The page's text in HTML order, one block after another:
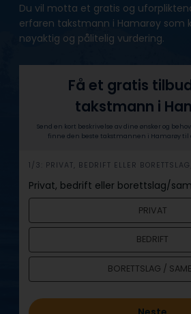
Du vil motta et gratis og
erfaren takstmann i Hamarøy som
nøyaktig og pålitelig vurdering.
Få et gratis
takstmann i
Send en kort beskrivelse av dine ønsker og
finne den beste takstmannen i Hamarøy til
h
e
r
1/3: PRIVAT, BEDRIFT ELLER
Privat, bedrift eller borettslag/
PRIVAT
BEDRIFT
BORETTSLAG /